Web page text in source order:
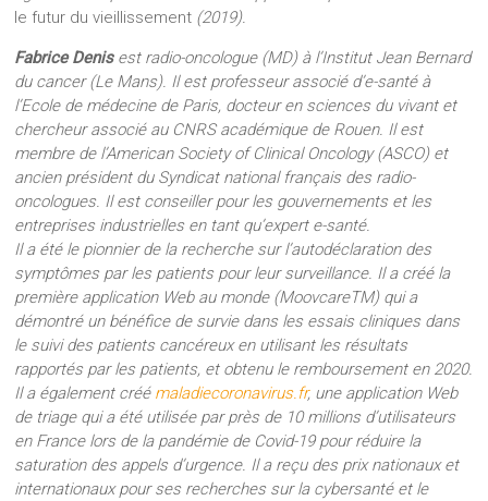
le futur du vieillissement (2019).
Fabrice Denisest radio-oncologue (MD) à l’Institut Jean Bernard
du cancer (Le Mans). Il est professeur associé d’e-santé à
l’Ecole de médecine de Paris, docteur en sciences du vivant et
chercheur associé au CNRS académique de Rouen. Il est
membre de l’American Society of Clinical Oncology (ASCO) et
ancien président du Syndicat national français des radio-
oncologues. Il est conseiller pour les gouvernements et les
entreprises industrielles en tant qu’expert e-santé.
Il a été le pionnier de la recherche sur l’autodéclaration des
symptômes par les patients pour leur surveillance. Il a créé la
première application Web au monde (MoovcareTM) qui a
démontré un bénéfice de survie dans les essais cliniques dans
le suivi des patients cancéreux en utilisant les résultats
rapportés par les patients, et obtenu le remboursement en 2020.
Il a également créé maladiecoronavirus.fr, une application Web
de triage qui a été utilisée par près de 10 millions d’utilisateurs
en France lors de la pandémie de Covid-19 pour réduire la
saturation des appels d’urgence. Il a reçu des prix nationaux et
internationaux pour ses recherches sur la cybersanté et le